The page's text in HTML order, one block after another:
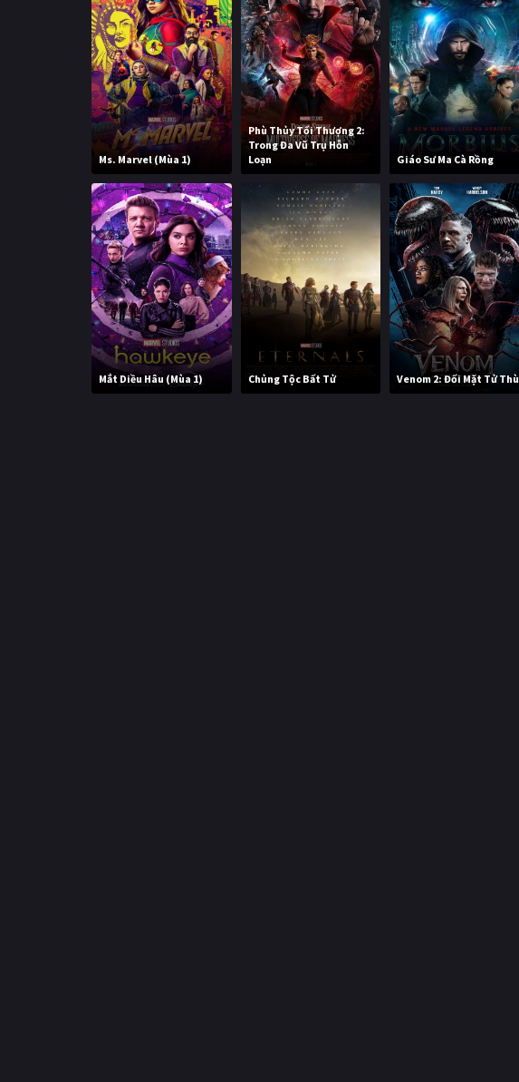
Ms. Marvel (Mùa 1)
Phù Thủy Tối Thượng 2:
Trong Đa Vũ Trụ Hỗn
Loạn
Giáo Sư Ma Cà Rồng
Mắt Diều Hâu (Mùa 1) Chủng Tộc Bất Tử Venom 2: Đối Mặt Tử Thù